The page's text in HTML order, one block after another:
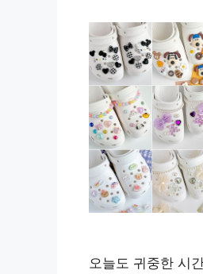
오늘도 귀중한 시